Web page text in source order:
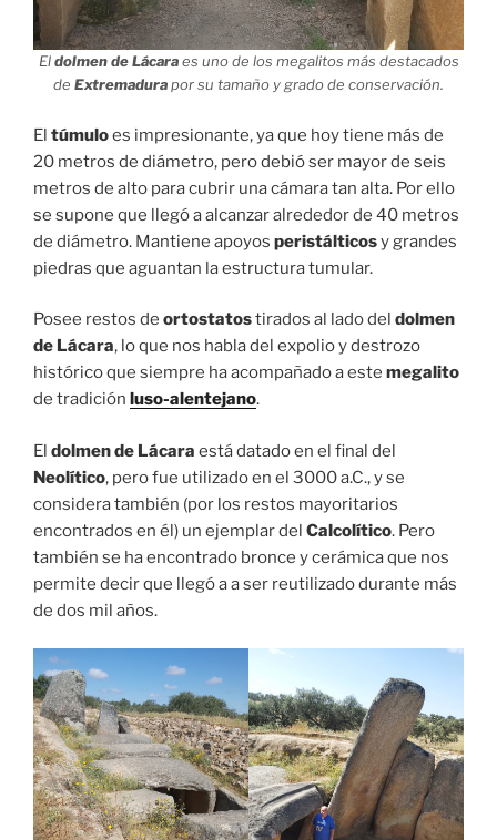
Eldolmen de Lácaraes uno de los megalitos más destacados
de Extremadurapor su tamaño y grado de conservación.
El túmuloes impresionante, ya que hoy tiene más de
20 metros de diámetro, pero debió ser mayor de seis
metros de alto para cubrir una cámara tan alta. Por ello
se supone que llegó a alcanzar alrededor de 40 metros
de diámetro. Mantiene apoyos peristálticosy grandes
piedras que aguantan la estructura tumular.
Posee restos de ortostatostirados al lado del dolmen
de Lácara, lo que nos habla del expolio y destrozo
histórico que siempre ha acompañado a este megalito
de tradición luso-alentejano.
El dolmen de Lácara está datado en el final del
Neolítico, pero fue utilizado en el 3000 a.C., y se
considera también (por los restos mayoritarios
encontrados en él) un ejemplar del Calcolítico. Pero
también se ha encontrado bronce y cerámica que nos
permite decir que llegó a a ser reutilizado durante más
de dos mil años.